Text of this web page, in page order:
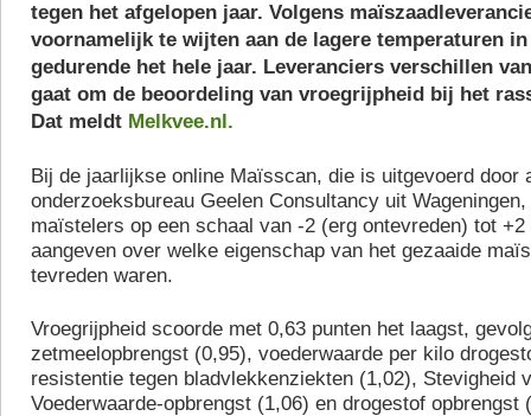
tegen het afgelopen jaar. Volgens
voornamelijk te wijten aan de lagere temperaturen
gedurende het hele jaar. Leveranciers verschillen
gaat om de beoordeling van vroegrijpheid bij het
Dat meldt Melkvee.nl.
Bij de jaarlijkse online Maïsscan, die is uitgevoerd door
onderzoeksbureau Geelen Consultancy uit Wageningen,
maïstelers op een schaal van -2 (erg ontevreden) tot
aangeven over welke eigenschap van het gezaaide
tevreden waren.
Vroegrijpheid scoorde met 0,63 punten het laagst,
zetmeelopbrengst (0,95), voederwaarde per kilo
resistentie tegen bladvlekkenziekten (1,02), Stevigheid
Voederwaarde-opbrengst (1,06) en drogestof opbrengst